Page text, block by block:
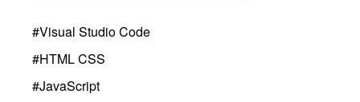
#Visual Studio Code
#HTML CSS
#JavaScript